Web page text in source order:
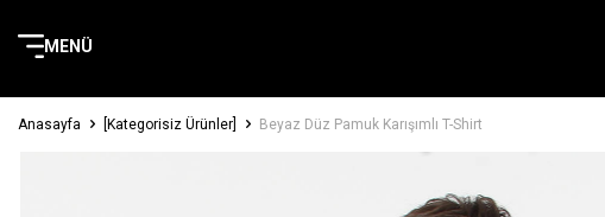
MENÜ
Anasayfa [Kategorisiz Ürünler] Beyaz Düz Pamuk Karışımlı T-Shirt